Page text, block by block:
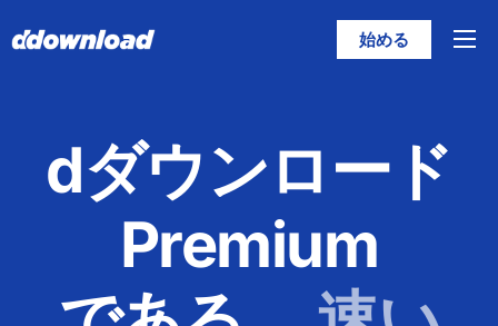
ヘルプ
始める
dダウンロード
Premium